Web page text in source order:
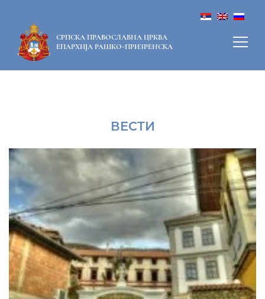
СРПСКА ПРАВОСЛАВНА ЦРКВА
ЕПАРХИЈА РАШКО-ПРИЗРЕНСКА
ВЕСТИ